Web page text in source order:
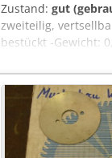
Zustand: gut
zweiteilig,
bestückt -Gewicht: